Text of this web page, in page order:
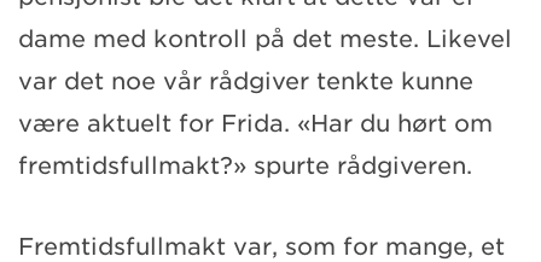
dame med kontroll på det meste. Likevel
var det noe vår rådgiver tenkte kunne
være aktuelt for Frida. «Har du hørt om
fremtidsfullmakt?» spurte rådgiveren.
Fremtidsfullmakt var, som for mange, et